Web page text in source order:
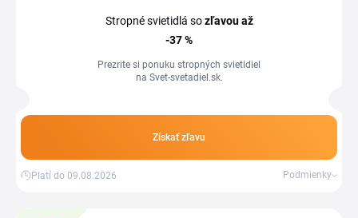
Stropné svietidlá sozľavou až
-37 %
Prezrite si ponuku stropných svietidiel
na Svet-svetadiel.sk.
Získať zľavu
Platí do 09.08.2026 Podmienky